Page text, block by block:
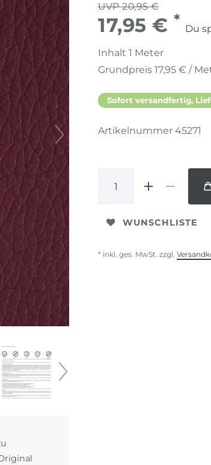
UVP 20,95 €
17,95 € *
Du
Inhalt 1 Meter
Grundpreis 17,95 € /
Sofort versandfertig,
Artikelnummer 45271
WUNSCHLISTE
* inkl. ges. MwSt. zzgl.